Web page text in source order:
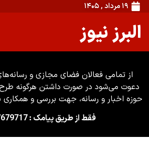
۱۹ مرداد , ۱۴۰۵
البرز نیوز
از تمامی فعالان فضای مجازی و
دعوت می‌شود در صورت داشتن هرگونه طرح،
حوزه اخبار و رسانه، جهت بررسی و همکاری
فقط از طریق پیامک : 09127679717